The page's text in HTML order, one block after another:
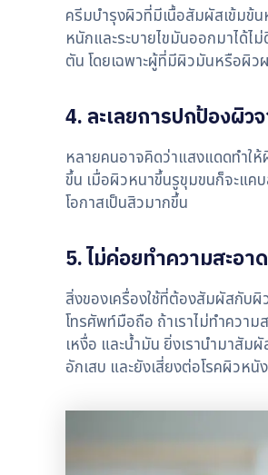
ครีมบำรุงผิวที่มีเนื้อสัมผัสเข้มข้
หนักและระบายไขมันออกมาได้ไ
ตัน โดยเฉพาะผู้ที่มีผิวมันหรือผิว
4. ละเลยการปกป้องผิ
หลายคนอาจคิดว่าแสงแดดทำใ
ขึ้น เมื่อผิวหนาขึ้นรูขุมขนก็จะแค
โอกาสเป็นสิวมากขึ้น
5. ไม่ค่อยทำความสะอา
สิ่งของเครื่องใช้ที่ต้องสัมผัสกับผิ
โทรศัพท์มือถือ ถ้าเราไม่ทำความ
เหงื่อ และน้ำมัน ยิ่งเรานำมาสัม
อักเสบ และยังเสี่ยงต่อโรคผิวหนั